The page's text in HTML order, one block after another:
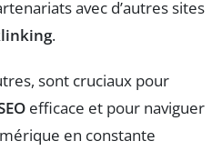
avec d’autres sites
.
sont cruciaux pour
efficace et pour naviguer
en constante